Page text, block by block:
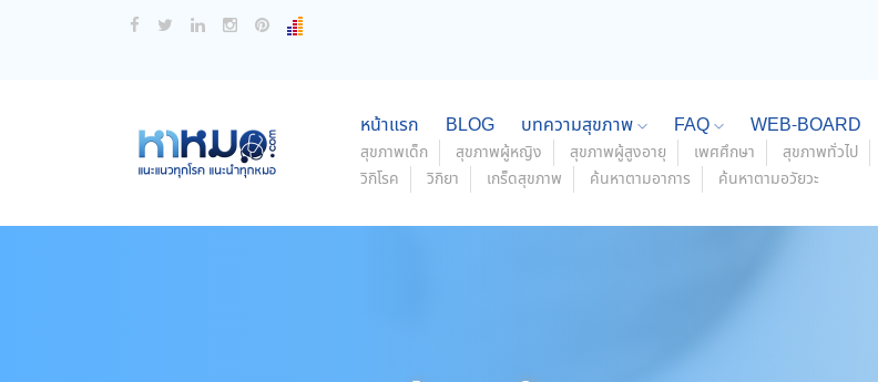
หน้าแรก BLOG บทความสุขภาพ FAQ WEB-BOARD
สุขภาพเด็ก สุขภาพผู้หญิง สุขภาพผู้สูงอายุ เพศศึกษา
สุขภาพทั่วไป
วิกิโรค
วิกิยา เกร็ดสุขภาพ ค้นหาตามอาการ ค้นหาตามอวัยวะ